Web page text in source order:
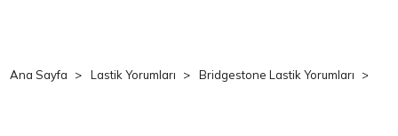
Ana Sayfa Lastik Yorumları Bridgestone Lastik Yorumları